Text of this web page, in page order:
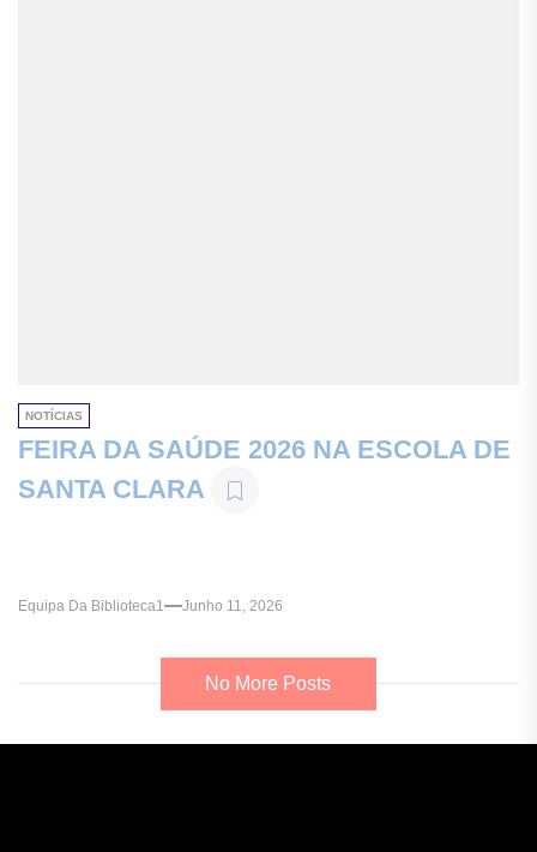
NOTÍCIAS
FEIRA DA SAÚDE 2026 NA ESCOLA DE
SANTA CLARA
Equipa Da Biblioteca1 Junho 11, 2026
No More Posts